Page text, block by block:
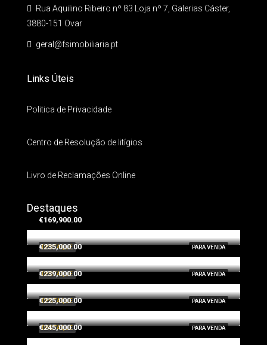
Rua Aquilino Ribeiro nº 83 Loja nº 7, Galerias Cáster,
3880-151 Ovar
geral@fsimobiliaria.pt
Links Úteis
Politica de Privacidade
Centro de Resolução de litígios
Livro de Reclamações Online
Destaques
PARA VENDA
DESTAQUE
€169,900.00
PARA VENDA
DESTAQUE
€235,000.00
PARA VENDA
DESTAQUE
€239,000.00
PARA VENDA
DESTAQUE
€225,000.00
€245,000.00